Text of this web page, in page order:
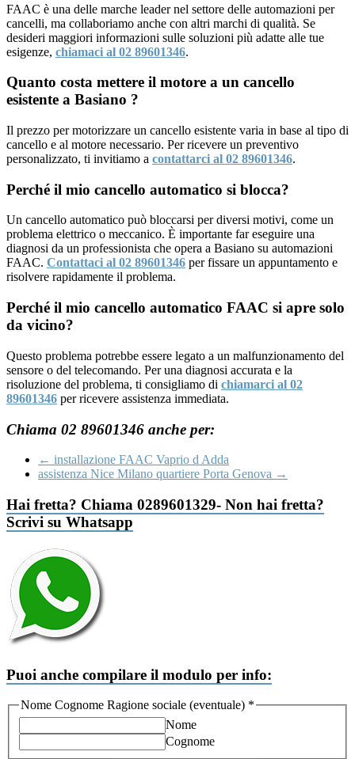
FAAC è una delle marche leader nel settore delle automazioni per
cancelli, ma collaboriamo anche con altri marchi di qualità. Se
desideri maggiori informazioni sulle soluzioni più adatte alle tue
esigenze, chiamaci al 02 89601346.
Quanto costa mettere il motore a un cancello
esistente a Basiano ?
Il prezzo per motorizzare un cancello esistente varia in base al tipo di
cancello e al motore necessario. Per ricevere un preventivo
personalizzato, ti invitiamo a contattarci al 02 89601346.
Perché il mio cancello automatico si blocca?
Un cancello automatico può bloccarsi per diversi motivi, come un
problema elettrico o meccanico. È importante far eseguire una
diagnosi da un professionista che opera a Basiano su automazioni
FAAC. Contattaci al 02 89601346 per fissare un appuntamento e
risolvere rapidamente il problema.
Perché il mio cancello automatico FAAC si apre solo
da vicino?
Questo problema potrebbe essere legato a un malfunzionamento del
sensore o del telecomando. Per una diagnosi accurata e la
risoluzione del problema, ti consigliamo di chiamarci al 02
89601346 per ricevere assistenza immediata.
Chiama 02 89601346 anche per:
← installazione FAAC Vaprio d Adda
assistenza Nice Milano quartiere Porta Genova →
Hai fretta? Chiama 0289601329- Non hai fretta?
Scrivi su Whatsapp
Puoi anche compilare il modulo per info:
Nome Cognome Ragione sociale (eventuale) *
Nome
Cognome